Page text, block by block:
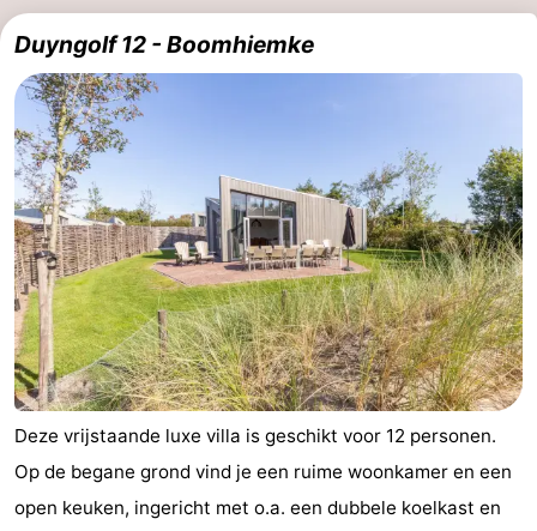
Duyngolf 12 - Boomhiemke
Deze vrijstaande luxe villa is geschikt voor 12 personen.
Op de begane grond vind je een ruime woonkamer en een
open keuken, ingericht met o.a. een dubbele koelkast en